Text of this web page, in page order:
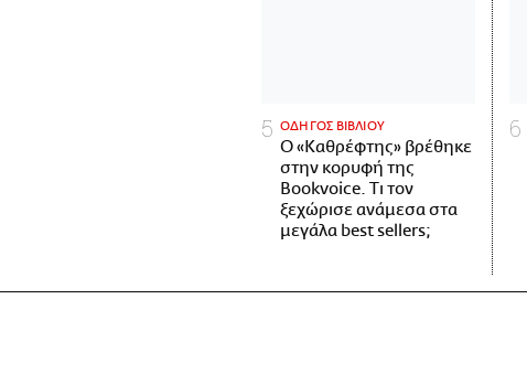
ΟΔΗΓΟΣ ΒΙΒΛΙΟΥ
Ο «Καθρέφτης» βρέθηκε
στην κορυφή της
Bookvoice. Τι τον
ξεχώρισε ανάμεσα στα
μεγάλα best sellers;